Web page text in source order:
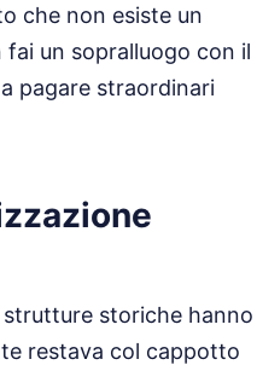
che non esiste un
un sopralluogo con il
pagare straordinari
storiche hanno
restava col cappotto